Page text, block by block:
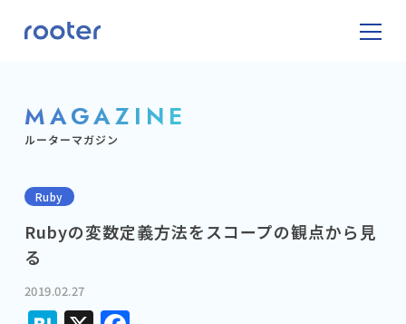
MAGAZINE
ルーターマガジン
Ruby
Rubyの変数定義方法をスコープの観点から見
る
2019.02.27